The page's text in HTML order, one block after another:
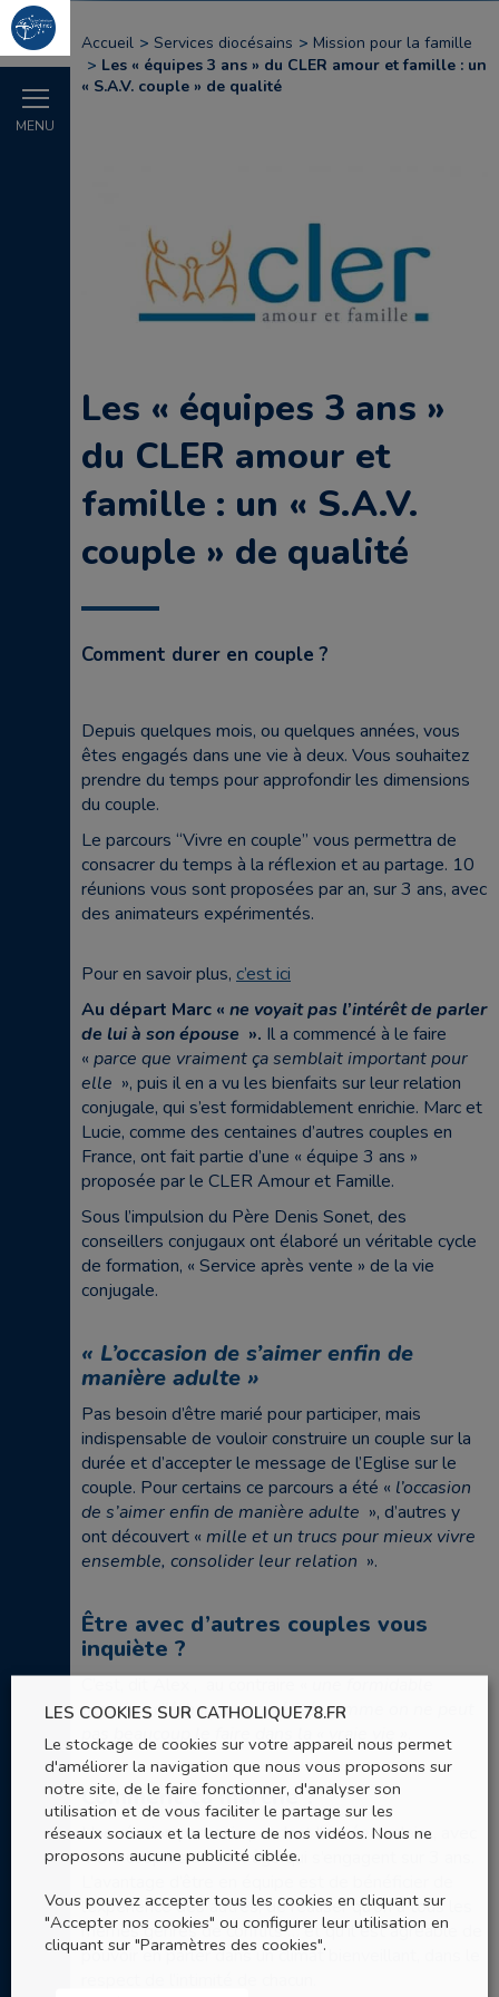
MENU
Accueil Services diocésains
Mission pour la famille
Les « équipes 3 ans » du CLER amour et famille : un
« S.A.V. couple » de qualité
Les « équipes 3 ans »
du CLER amour et
famille : un « S.A.V.
couple » de qualité
Comment durer en couple ?
Depuis quelques mois, ou quelques années, vous
êtes engagés dans une vie à deux. Vous souhaitez
prendre du temps pour approfondir les dimensions
du couple.
Le parcours “Vivre en couple” vous permettra de
consacrer du temps à la réflexion et au partage. 10
réunions vous sont proposées par an, sur 3 ans, avec
des animateurs expérimentés.
Pour en savoir plus, c’est ici
Au départ Marc « ne voyait pas l’intérêt de parler
de lui à son épouse ». Il a commencé à le faire
« parce que vraiment ça semblait important pour
elle », puis il en a vu les bienfaits sur leur relation
conjugale, qui s’est formidablement enrichie. Marc et
Lucie, comme des centaines d’autres couples en
France, ont fait partie d’une « équipe 3 ans »
proposée par le CLER Amour et Famille.
Sous l’impulsion du Père Denis Sonet, des
conseillers conjugaux ont élaboré un véritable cycle
de formation, « Service après vente » de la vie
conjugale.
« L’occasion de s’aimer enfin de
manière adulte »
Pas besoin d’être marié pour participer, mais
indispensable de vouloir construire un couple sur la
durée et d’accepter le message de l’Eglise sur le
couple. Pour certains ce parcours a été « l’occasion
de s’aimer enfin de manière adulte », d’autres y
ont découvert « mille et un trucs pour mieux vivre
ensemble, consolider leur relation ».
Être avec d’autres couples vous
inquiète ?
occasion d’échanger en vérité, comme on ne peut
pas beaucoup le faire dans la « vraie vie »
Comment ça marche ?
Une réunion par mois pendant l’année scolaire, avec
4 à 6 couples de tout âge qui s’engagent sur 3 ans.
l’expérience des autres, de réaliser qu’on a tous les
mêmes genres de conflits … et qu’il est agréable de
pouvoir en parler dans un climat bienveillant, dans le
LES COOKIES SUR CATHOLIQUE78.FR
Le stockage de cookies sur votre appareil nous permet
d'améliorer la navigation que nous vous proposons sur
notre site, de le faire fonctionner, d'analyser son
utilisation et de vous faciliter le partage sur les
réseaux sociaux et la lecture de nos vidéos. Nous ne
proposons aucune publicité ciblée.
Vous pouvez accepter tous les cookies en cliquant sur
"Accepter nos cookies" ou configurer leur utilisation en
cliquant sur "Paramètres des cookies".